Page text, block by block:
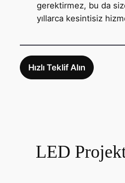
gerektirmez, bu da
yıllarca kesintisiz
Hızlı Teklif Alın
LED